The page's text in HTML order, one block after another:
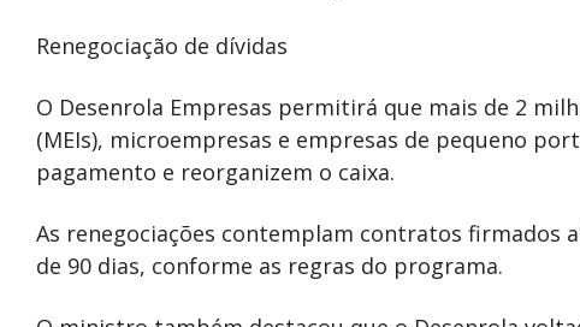
Renegociação de dívidas
O Desenrola Empresas permitirá que mais de 2
(MEIs), microempresas e empresas de pequeno
pagamento e reorganizem o caixa.
As renegociações contemplam contratos firmados
de 90 dias, conforme as regras do programa.